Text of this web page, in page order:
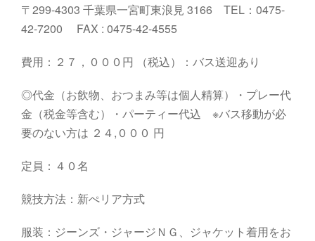
〒299-4303 千葉県一宮町東浪見 3166 TEL：0475-
42-7200 FAX : 0475-42-4555
費用：２７，０００円 （税込）：バス送迎あり
◎代金（お飲物、おつまみ等は個人精算）・プレー代
金（税金等含む）・パーティー代込 ※バス移動が必
要のない方は ２４,０００ 円
定員：４０名
競技方法：新ぺリア方式
服装：ジーンズ・ジャージＮＧ、ジャケット着用をお